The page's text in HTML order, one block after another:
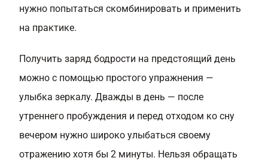
нужно попытаться скомбинировать и применить
на практике.
Получить заряд бодрости на предстоящий день
можно с помощью простого упражнения —
улыбка зеркалу. Дважды в день — после
утреннего пробуждения и перед отходом ко сну
вечером нужно широко улыбаться своему
отражению хотя бы 2 минуты. Нельзя обращать